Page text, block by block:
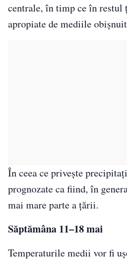
centrale, în timp ce în restul
apropiate de mediile
În ceea ce privește
prognozate ca fiind, în
mai mare parte a țării.
Săptămâna 11–18 mai
Temperaturile medii vor fi